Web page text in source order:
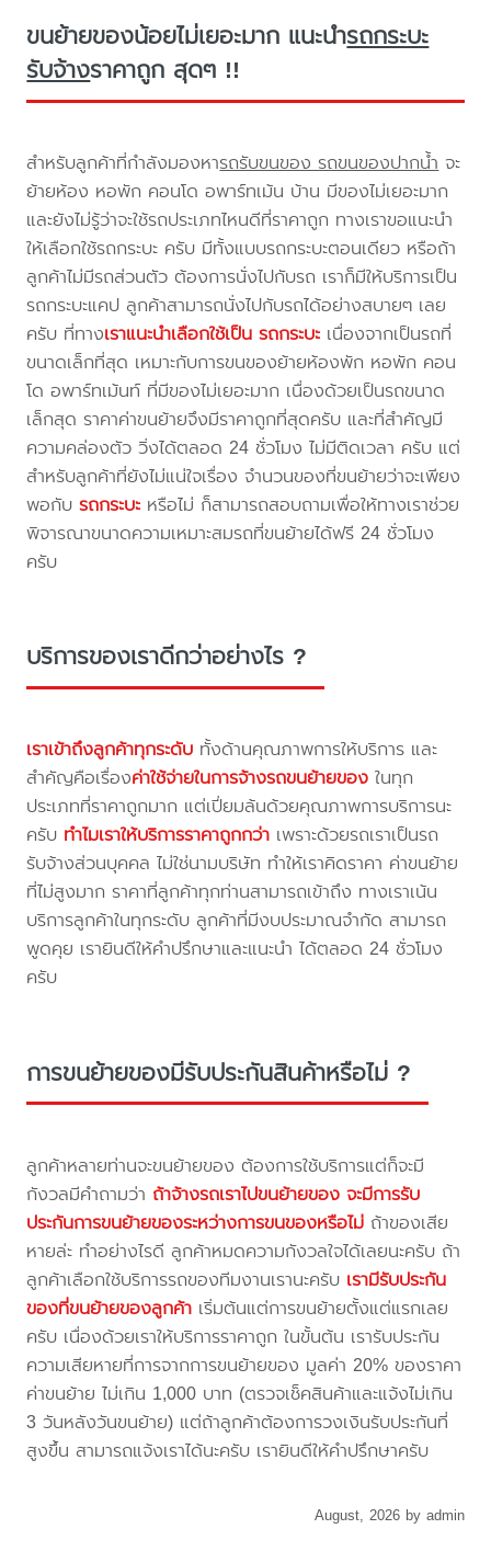
ขนย้ายของน้อยไม่เยอะมาก แนะนำรถกระบะ
รับจ้างราคาถูก สุดๆ !!
สำหรับลูกค้าที่กำลังมองหารถรับขนของ รถขนของปากน้ำ จะ
ย้ายห้อง หอพัก คอนโด อพาร์ทเม้น บ้าน มีของไม่เยอะมาก
และยังไม่รู้ว่าจะใช้รถประเภทไหนดีที่ราคาถูก ทางเราขอแนะนำ
ให้เลือกใช้รถกระบะ ครับ มีทั้งแบบรถกระบะตอนเดียว หรือถ้า
ลูกค้าไม่มีรถส่วนตัว ต้องการนั่งไปกับรถ เราก็มีให้บริการเป็น
รถกระบะแคป ลูกค้าสามารถนั่งไปกับรถได้อย่างสบายๆ เลย
ครับ ที่ทางเราแนะนำเลือกใช้เป็น รถกระบะ เนื่องจากเป็นรถที่
ขนาดเล็กที่สุด เหมาะกับการขนของย้ายห้องพัก หอพัก คอน
โด อพาร์ทเม้นท์ ที่มีของไม่เยอะมาก เนื่องด้วยเป็นรถขนาด
เล็กสุด ราคาค่าขนย้ายจึงมีราคาถูกที่สุดครับ และที่สำคัญมี
ความคล่องตัว วิ่งได้ตลอด 24 ชั่วโมง ไม่มีติดเวลา ครับ แต่
สำหรับลูกค้าที่ยังไม่แน่ใจเรื่อง จำนวนของที่ขนย้ายว่าจะเพียง
พอกับรถกระบะ หรือไม่ ก็สามารถสอบถามเพื่อให้ทางเราช่วย
พิจารณาขนาดความเหมาะสมรถที่ขนย้ายได้ฟรี 24 ชั่วโมง
ครับ
บริการของเราดีกว่าอย่างไร ?
เราเข้าถึงลูกค้าทุกระดับ ทั้งด้านคุณภาพการให้บริการ และ
สำคัญคือเรื่องค่าใช้จ่ายในการจ้างรถขนย้ายของ ในทุก
ประเภทที่ราคาถูกมาก แต่เปี่ยมล้นด้วยคุณภาพการบริการนะ
ครับ ทำไมเราให้บริการราคาถูกกว่า เพราะด้วยรถเราเป็นรถ
รับจ้างส่วนบุคคล ไม่ใช่นามบริษัท ทำให้เราคิดราคา ค่าขนย้าย
ที่ไม่สูงมาก ราคาที่ลูกค้าทุกท่านสามารถเข้าถึง ทางเราเน้น
บริการลูกค้าในทุกระดับ ลูกค้าที่มีงบประมาณจำกัด สามารถ
พูดคุย เรายินดีให้คำปรึกษาและแนะนำ ได้ตลอด 24 ชั่วโมง
ครับ
การขนย้ายของมีรับประกันสินค้าหรือไม่ ?
ลูกค้าหลายท่านจะขนย้ายของ ต้องการใช้บริการแต่ก็จะมี
กังวลมีคำถามว่า ถ้าจ้างรถเราไปขนย้ายของ จะมีการรับ
ประกันการขนย้ายของระหว่างการขนของหรือไม่ ถ้าของเสีย
หายล่ะ ทำอย่างไรดี ลูกค้าหมดความกังวลใจได้เลยนะครับ ถ้า
ลูกค้าเลือกใช้บริการรถของทีมงานเรานะครับ เรามีรับประกัน
ของที่ขนย้ายของลูกค้า เริ่มต้นแต่การขนย้ายตั้งแต่แรกเลย
ครับ เนื่องด้วยเราให้บริการราคาถูก ในขั้นต้น เรารับประกัน
ความเสียหายที่การจากการขนย้ายของ มูลค่า 20% ของราคา
ค่าขนย้าย ไม่เกิน 1,000 บาท (ตรวจเช็คสินค้าและแจ้งไม่เกิน
3 วันหลังวันขนย้าย) แต่ถ้าลูกค้าต้องการวงเงินรับประกันที่
สูงขึ้น สามารถแจ้งเราได้นะครับ เรายินดีให้คำปรึกษาครับ
August, 2026 by admin